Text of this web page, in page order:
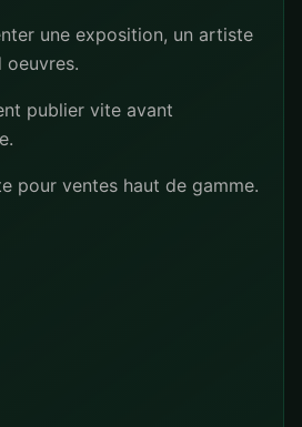
une exposition, un artiste
oeuvres.
publier vite avant
pour ventes haut de gamme.